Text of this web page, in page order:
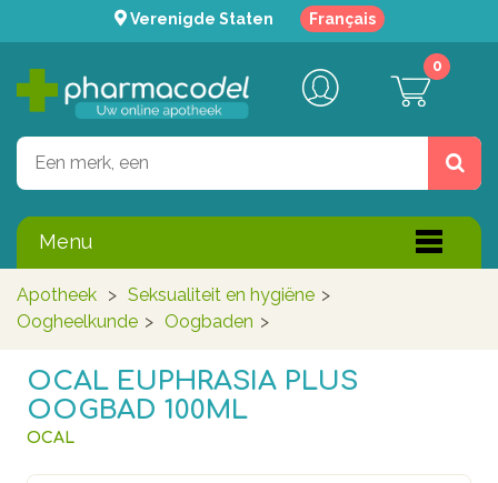
Verenigde Staten Français
0
Menu
Apotheek > Seksualiteit en hygiëne >
Oogheelkunde > Oogbaden >
OCAL EUPHRASIA PLUS
OOGBAD 100ML
OCAL